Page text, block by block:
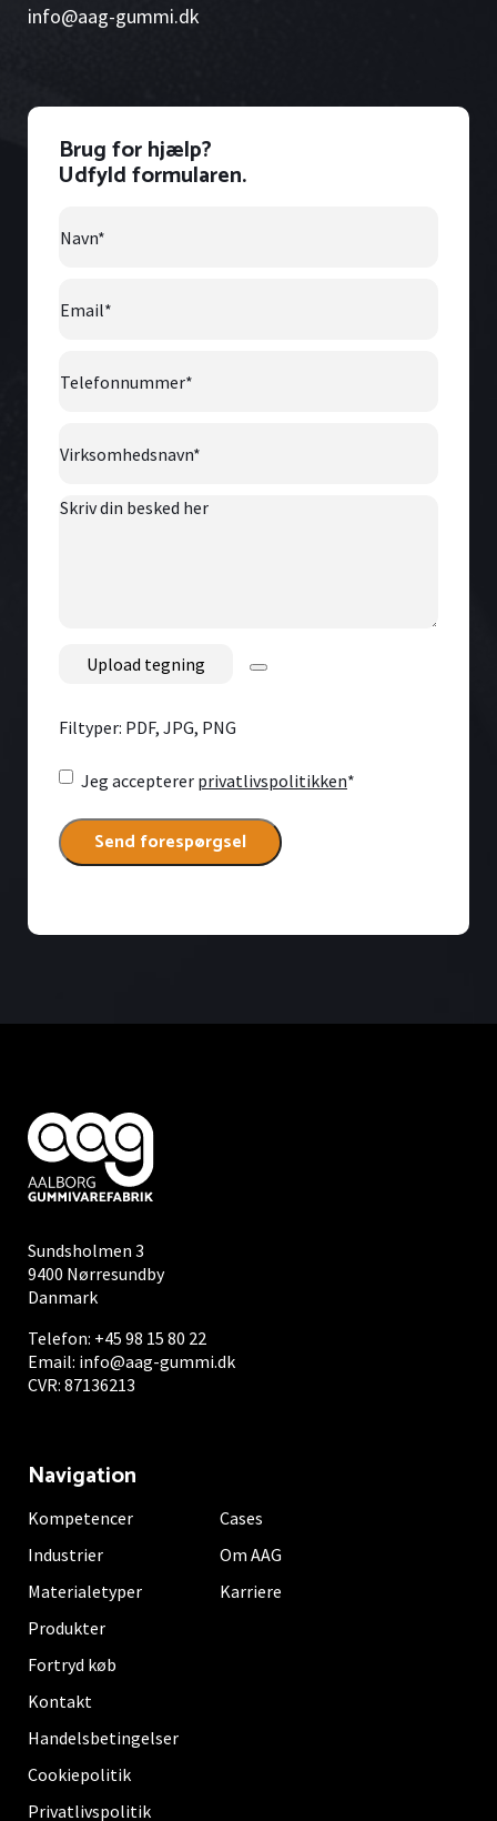
info@aag-gummi.dk
Brug for hjælp?
Udfyld formularen.
Skriv
Filtyper: PDF, JPG, PNG
Consent*
Jeg accepterer privatlivspolitikken*
Sundsholmen 3
9400 Nørresundby
Danmark
Telefon: +45 98 15 80 22
Email: info@aag-gummi.dk
CVR: 87136213
Navigation
Kompetencer
Industrier
Materialetyper
Produkter
Fortryd køb
Cases
Om AAG
Karriere
Kontakt
Handelsbetingelser
Cookiepolitik
Privatlivspolitik